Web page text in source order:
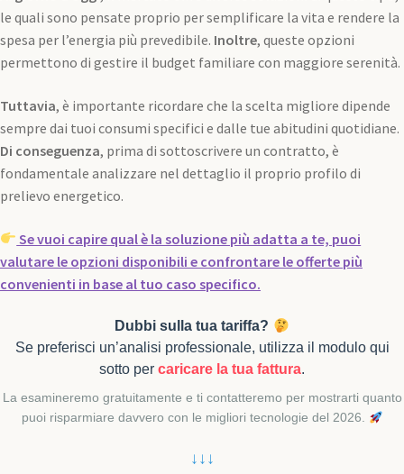
le quali sono pensate proprio per semplificare la vita e rendere la
spesa per l’energia più prevedibile. Inoltre, queste opzioni
permettono di gestire il budget familiare con maggiore serenità.
Tuttavia, è importante ricordare che la scelta migliore dipende
sempre dai tuoi consumi specifici e dalle tue abitudini quotidiane.
Di conseguenza, prima di sottoscrivere un contratto, è
fondamentale analizzare nel dettaglio il proprio profilo di
prelievo energetico.
Se vuoi capire qual è la soluzione più adatta a te, puoi
valutare le opzioni disponibili e confrontare le offerte più
convenienti in base al tuo caso specifico.
Dubbi sulla tua tariffa?
Se preferisci un’analisi professionale, utilizza il modulo qui
sotto per caricare la tua fattura.
La esamineremo gratuitamente e ti contatteremo per mostrarti quanto
puoi risparmiare davvero con le migliori tecnologie del 2026.
↓↓↓